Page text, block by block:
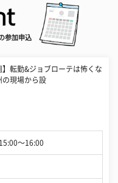
参加申込
】転勤&ジョブローテは怖くな
の現場から設
〜16:00